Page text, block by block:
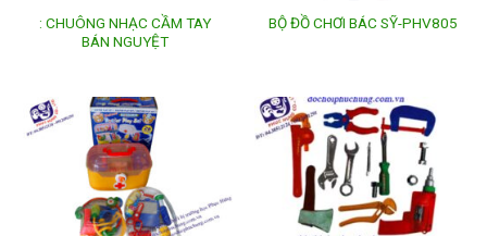
: CHUÔNG NHẠC CẦM TAY
BÁN NGUYỆT
BỘ ĐỒ CHƠI BÁC SỸ-PHV805